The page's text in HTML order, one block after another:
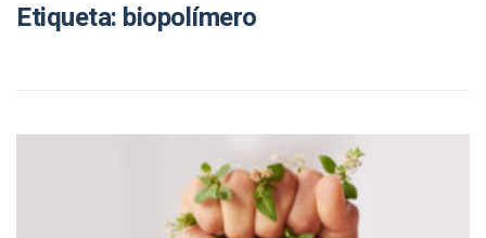
Etiqueta: biopolímero